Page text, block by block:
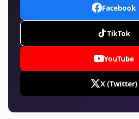
Facebook
TikTok
YouTube
X (Twitter)